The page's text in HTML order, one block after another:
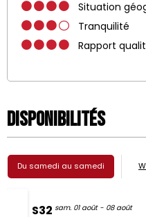
Situation
Tranquilité
Rapport
Disponibilités
Du samedi au samedi
S32 sam. 01 août - 08 août